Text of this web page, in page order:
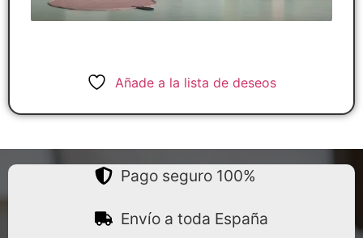
Añade a la lista de deseos
Pago seguro 100%
Envío a toda España